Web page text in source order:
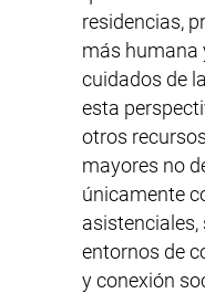
residencias,
más humana
cuidados de
esta
otros
mayores no
únicamente
entornos de
y conexión